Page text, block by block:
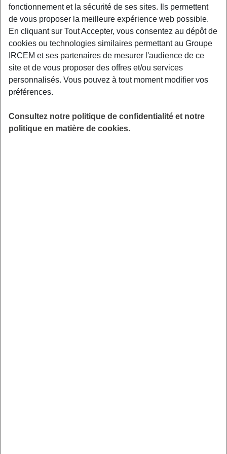
L’arthrose secondaire résulte d’une pathologie
inflammatoire mal soignée. L’articulation, fragilisée par les
attaques immunitaires,s’use prématurément . C’est un
cercle vicieux assez redoutable.
Citons le cas de la goutte. Cette forme d’arthrite utilise des
cristaux d’acide urique. Ces crises imitent d’autres
douleurs mais
L’inflammation prolongée agit comme un acide qui, goutte
après goutte, finit par dissoudre la résistance naturelle de
fonctionnement et la sécurité de ses sites. Ils permettent
de vous proposer la meilleure expérience web possible.
En cliquant sur Tout Accepter, vous consentez au dépôt de
cookies ou technologies similaires permettant au Groupe
IRCEM et ses partenaires de mesurer l'audience de ce
site et de vous proposer des offres et/ou services
personnalisés. Vous pouvez à tout moment modifier vos
préférences.
Consultez notre politique de confidentialité et notre
politique en matière de cookies.